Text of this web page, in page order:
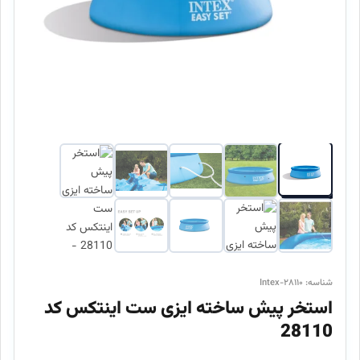
شناسه: Intex-۲۸۱۱۰
استخر پیش ساخته ایزی ست اینتکس کد
28110